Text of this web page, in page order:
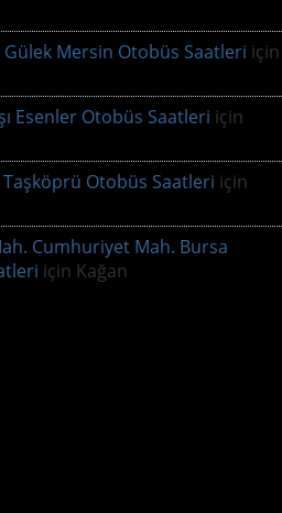
Gülek Mersin Otobüs Saatleri için
Esenler Otobüs Saatleri için
Taşköprü Otobüs Saatleri için
Cumhuriyet Mah. Bursa
için Kağan